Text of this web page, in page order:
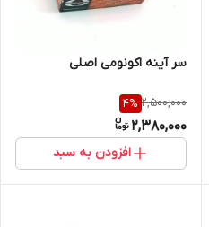
سر آینه اکونومی اصلی
2,500,000
4%
2,380,000
افزودن به سبد